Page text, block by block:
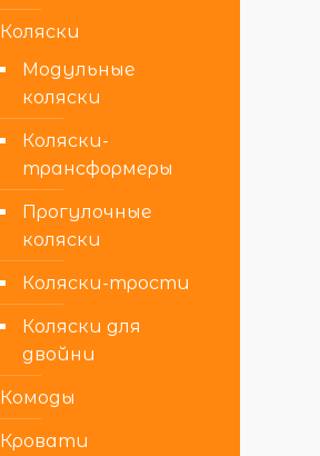
Коляски
Модульные
коляски
Коляски-
трансформеры
Прогулочные
коляски
Коляски-трости
Коляски для
двойни
Комоды
Кровати